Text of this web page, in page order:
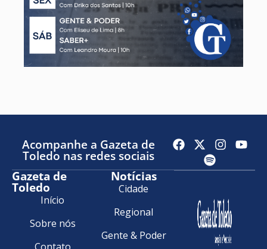
Acompanhe a Gazeta de
Toledo nas redes sociais
Gazeta de
Toledo
Início
Sobre nós
Contato
Notícias
Cidade
Regional
Gente & Poder